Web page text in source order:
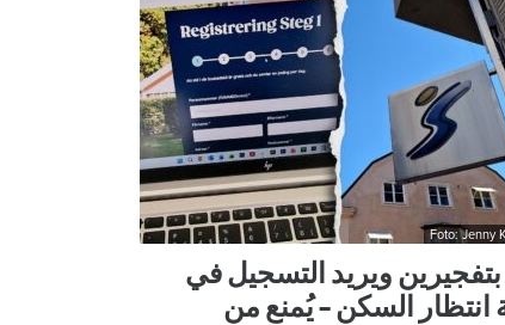
Foto: Jenny
بتفجيرين ويريد التسجيل في
انتظار السكن – يُمنع من